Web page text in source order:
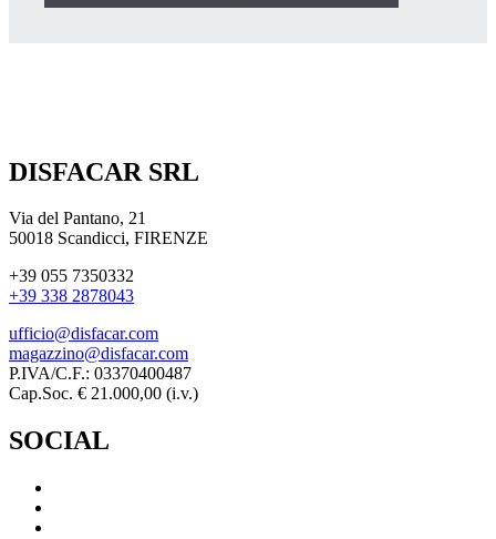
DISFACAR SRL
Via del Pantano, 21
50018 Scandicci, FIRENZE
+39 055 7350332
+39 338 2878043
ufficio@disfacar.com
magazzino@disfacar.com
P.IVA/C.F.: 03370400487
Cap.Soc. € 21.000,00 (i.v.)
SOCIAL